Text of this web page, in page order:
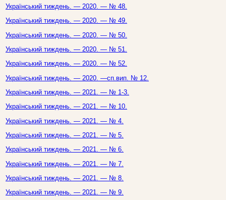
Український тиждень. — 2020. — № 48.
Український тиждень. — 2020. — № 49.
Український тиждень. — 2020. — № 50.
Український тиждень. — 2020. — № 51.
Український тиждень. — 2020. — № 52.
Український тиждень. — 2020. —сп.вип. № 12.
Український тиждень. — 2021. — № 1-3.
Український тиждень. — 2021. — № 10.
Український тиждень. — 2021. — № 4.
Український тиждень. — 2021. — № 5.
Український тиждень. — 2021. — № 6.
Український тиждень. — 2021. — № 7.
Український тиждень. — 2021. — № 8.
Український тиждень. — 2021. — № 9.